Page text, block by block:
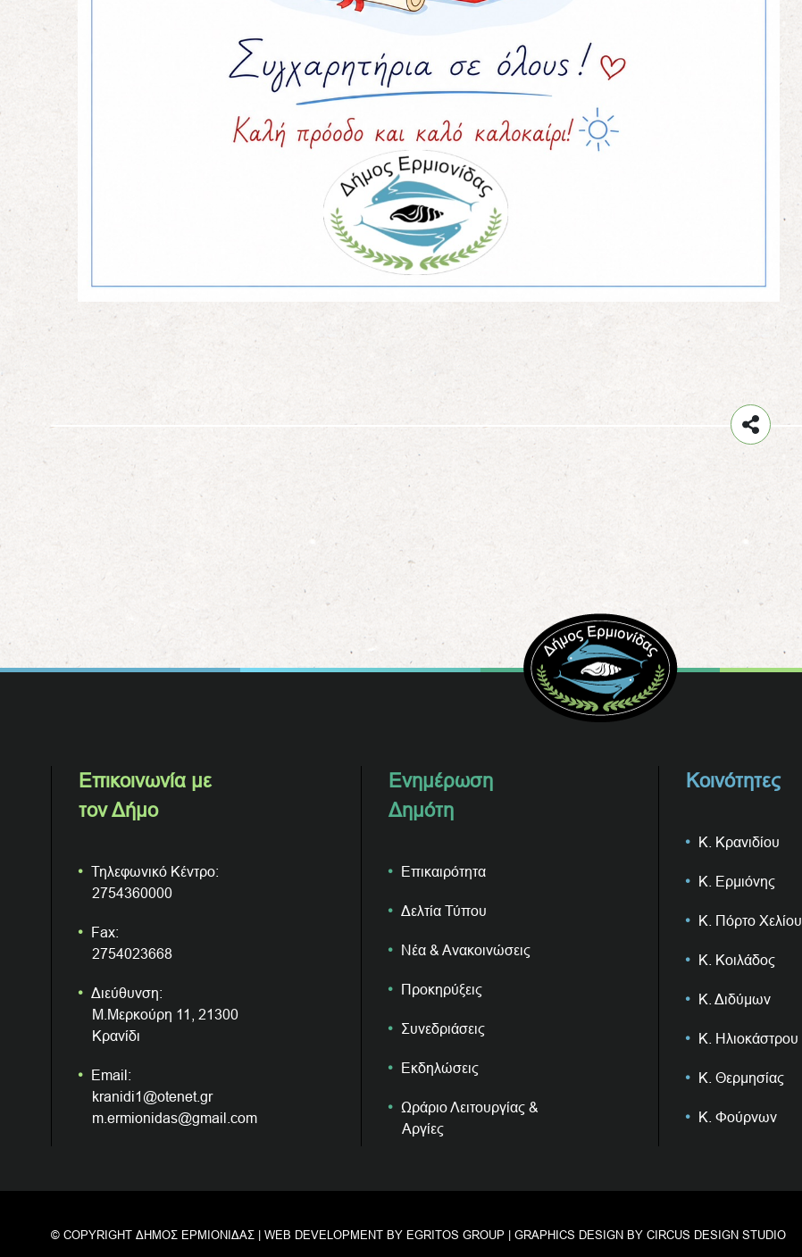
Επικοινωνία με
τον Δήμο
Τηλεφωνικό Κέντρο:
2754360000
Fax:
2754023668
Διεύθυνση:
Μ.Μερκούρη 11, 21300
Κρανίδι
Email:
kranidi1@otenet.gr
m.ermionidas@gmail.com
Ενημέρωση
Δημότη
Επικαιρότητα
Δελτία Τύπου
Νέα & Ανακοινώσεις
Προκηρύξεις
Συνεδριάσεις
Εκδηλώσεις
Ωράριο Λειτουργίας &
Αργίες
Κοινότητες
Κ. Κρανιδίου
Κ. Ερμιόνης
Κ. Πόρτο Χελίου
Κ. Κοιλάδος
Κ. Διδύμων
Κ. Ηλιοκάστρου
Κ. Θερμησίας
Κ. Φούρνων
© COPYRIGHT ΔΗΜΟΣ ΕΡΜΙΟΝΙΔΑΣ | WEB DEVELOPMENT BY EGRITOS GROUP | GRAPHICS DESIGN BY CIRCUS DESIGN STUDIO